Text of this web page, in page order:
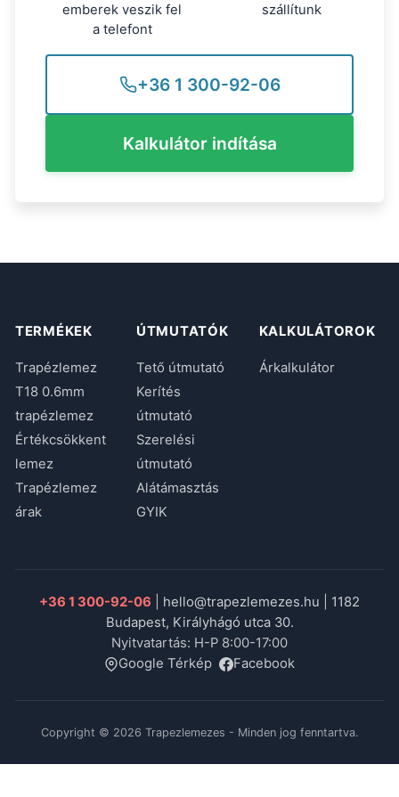
emberek veszik fel
a telefont
szállítunk
+36 1 300-92-06
Kalkulátor indítása
TERMÉKEK
Trapézlemez
T18 0.6mm
trapézlemez
Értékcsökkent
lemez
Trapézlemez
árak
ÚTMUTATÓK
Tető útmutató
Kerítés
útmutató
Szerelési
útmutató
Alátámasztás
GYIK
KALKULÁTOROK
Árkalkulátor
+36 1 300-92-06 hello@trapezlemezes.hu
1182
Budapest, Királyhágó utca 30.
Nyitvatartás: H-P 8:00-17:00
Google Térkép
Facebook
Copyright © 2026 Trapezlemezes - Minden jog fenntartva.